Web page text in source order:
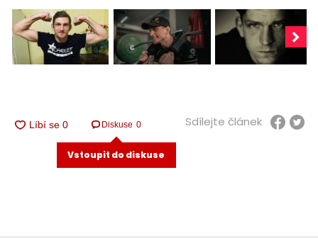
Diskuse 0
Vstoupit do diskuse
Sdílejte článek